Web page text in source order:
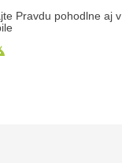
Pravdu pohodlne aj v